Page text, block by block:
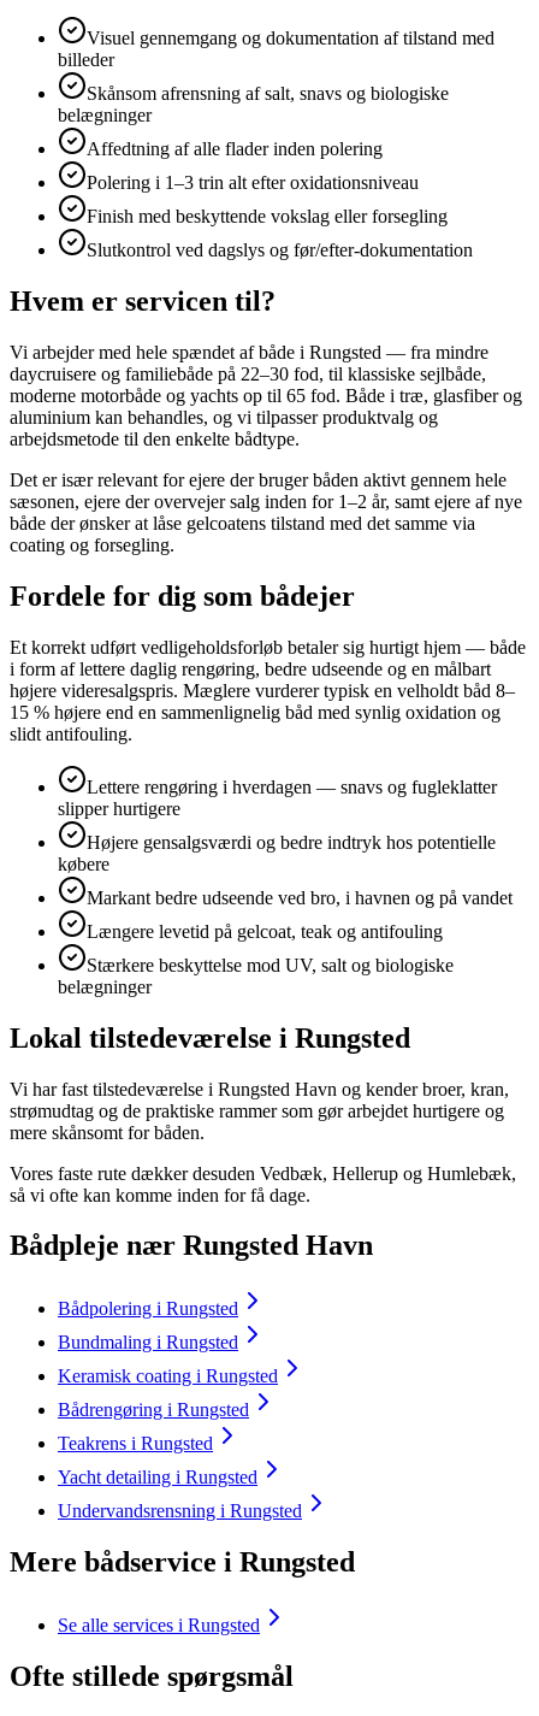
Visuel gennemgang og dokumentation af tilstand med
billeder
Skånsom afrensning af salt, snavs og biologiske
belægninger
Affedtning af alle flader inden polering
Polering i 1–3 trin alt efter oxidationsniveau
Finish med beskyttende vokslag eller forsegling
Slutkontrol ved dagslys og før/efter-dokumentation
Hvem er servicen til?
Vi arbejder med hele spændet af både i Rungsted — fra mindre
daycruisere og familiebåde på 22–30 fod, til klassiske sejlbåde,
moderne motorbåde og yachts op til 65 fod. Både i træ, glasfiber og
aluminium kan behandles, og vi tilpasser produktvalg og
arbejdsmetode til den enkelte bådtype.
Det er især relevant for ejere der bruger båden aktivt gennem hele
sæsonen, ejere der overvejer salg inden for 1–2 år, samt ejere af nye
både der ønsker at låse gelcoatens tilstand med det samme via
coating og forsegling.
Fordele for dig som bådejer
Et korrekt udført vedligeholdsforløb betaler sig hurtigt hjem — både
i form af lettere daglig rengøring, bedre udseende og en målbart
højere videresalgspris. Mæglere vurderer typisk en velholdt båd 8–
15 % højere end en sammenlignelig båd med synlig oxidation og
slidt antifouling.
Lettere rengøring i hverdagen — snavs og fugleklatter
slipper hurtigere
Højere gensalgsværdi og bedre indtryk hos potentielle
købere
Markant bedre udseende ved bro, i havnen og på vandet
Længere levetid på gelcoat, teak og antifouling
Stærkere beskyttelse mod UV, salt og biologiske
belægninger
Lokal tilstedeværelse i Rungsted
Vi har fast tilstedeværelse i Rungsted Havn og kender broer, kran,
strømudtag og de praktiske rammer som gør arbejdet hurtigere og
mere skånsomt for båden.
Vores faste rute dækker desuden Vedbæk, Hellerup og Humlebæk,
så vi ofte kan komme inden for få dage.
Bådpleje nær Rungsted Havn
Bådpolering i Rungsted
Bundmaling i Rungsted
Keramisk coating i Rungsted
Bådrengøring i Rungsted
Teakrens i Rungsted
Yacht detailing i Rungsted
Undervandsrensning i Rungsted
Mere bådservice i Rungsted
Se alle services i Rungsted
Ofte stillede spørgsmål